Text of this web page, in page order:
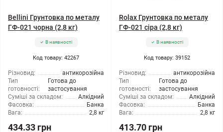
Bellini Грунтовка по металу
ГФ-021 чорна (2,8 кг)
В наявності
Код товару: 42267
Різновид:
антикорозійна
Тип
готовності:
Готова до
застосування
Суміші за складом:
Алкідний
Фасовка:
Банка
Вага:
2,8 кг
434.33 грн
Rolax Грунтовка по металу
ГФ-021 сіра (2,8 кг)
В наявності
Код товару: 39152
Різновид:
антикорозійна
Тип
готовності:
Готова до
застосування
Суміші за складом:
Алкідний
Фасовка:
Банка
Вага:
2,8 кг
413.70 грн